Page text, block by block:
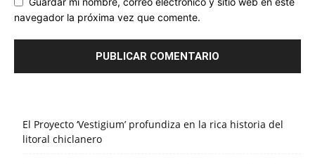
navegador la próxima vez que comente.
El Proyecto ‘Vestigium’ profundiza en la rica historia del
litoral chiclanero